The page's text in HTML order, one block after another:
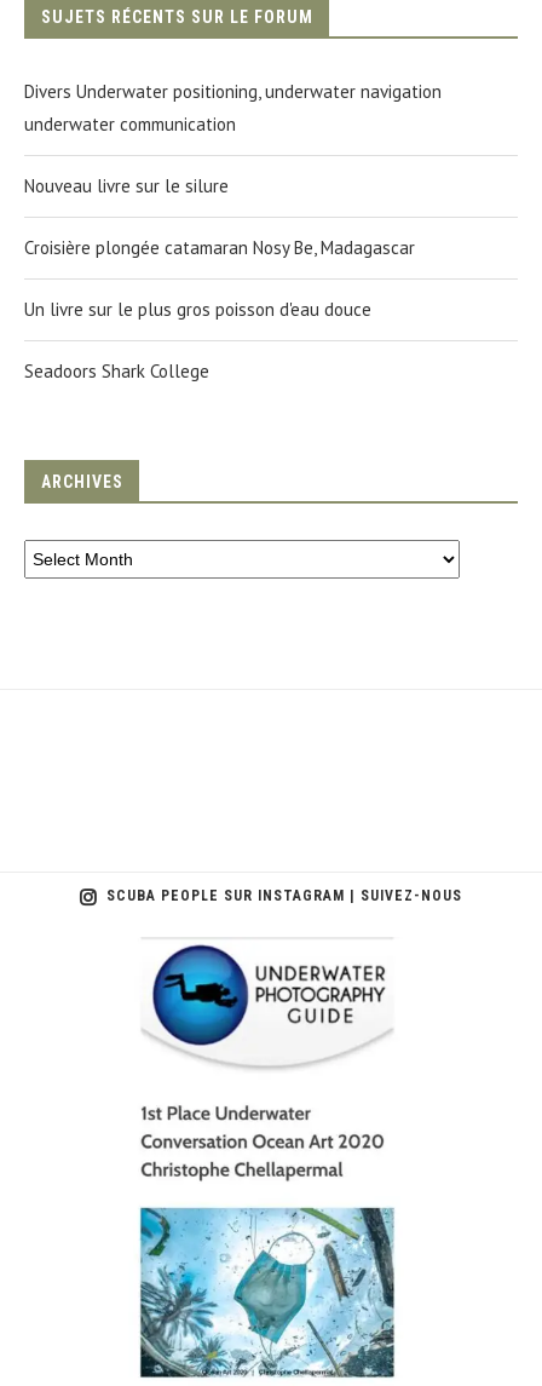
SUJETS RÉCENTS SUR LE FORUM
Divers Underwater positioning, underwater navigation
underwater communication
Nouveau livre sur le silure
Croisière plongée catamaran Nosy Be, Madagascar
Un livre sur le plus gros poisson d'eau douce
Seadoors Shark College
ARCHIVES
SCUBA PEOPLE SUR INSTAGRAM | SUIVEZ-NOUS
scuba_people_magazine